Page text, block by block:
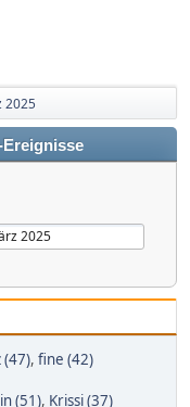
2025
Ereignisse
(47), fine (42)
(51), Krissi (37)